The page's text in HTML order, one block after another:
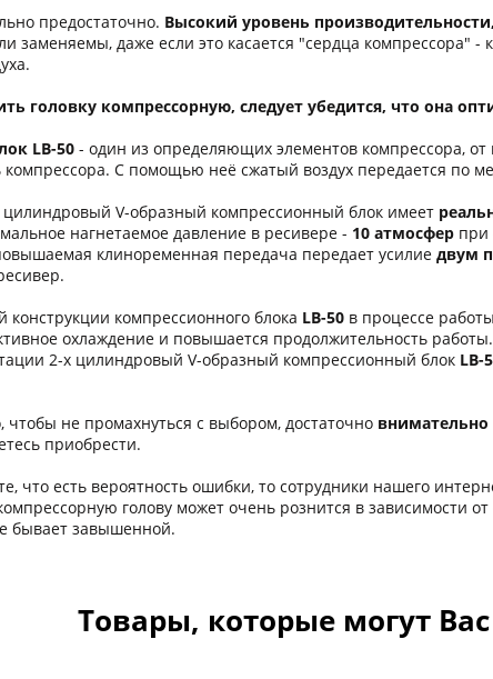
предостаточно. Высокий уровень
заменяемы, даже если это касается "сердца компрессора"
головку компрессорную, следует убедится, что она
LB-50 - один из определяющих элементов компрессора, от
компрессора. С помощью неё сжатый воздух передается по
V-образный компрессионный блок имеет
нагнетаемое давление в ресивере - 10 атмосфер при
клиноременная передача передает усилие двум
конструкции компрессионного блока LB-50 в процессе
охлаждение и повышается продолжительность
2-х цилиндровый V-образный компрессионный блок LB-
чтобы не промахнуться с выбором, достаточно внимательно
приобрести.
что есть вероятность ошибки, то сотрудники нашего
голову может очень рознится в зависимости
бывает завышенной.
Товары, которые могут